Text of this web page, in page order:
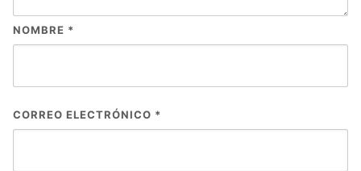
NOMBRE *
CORREO ELECTRÓNICO *